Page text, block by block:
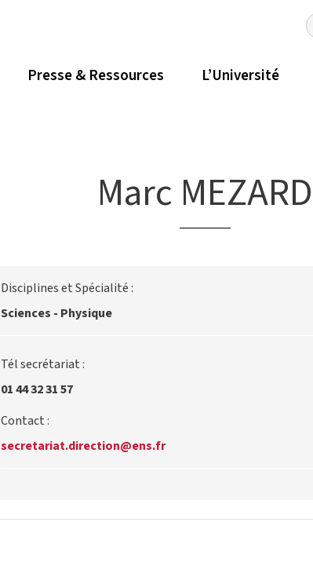
Presse & Ressources L’Université
Marc MEZARD
Disciplines et Spécialité :
Sciences - Physique
Tél secrétariat :
01 44 32 31 57
Contact :
secretariat.direction@ens.fr